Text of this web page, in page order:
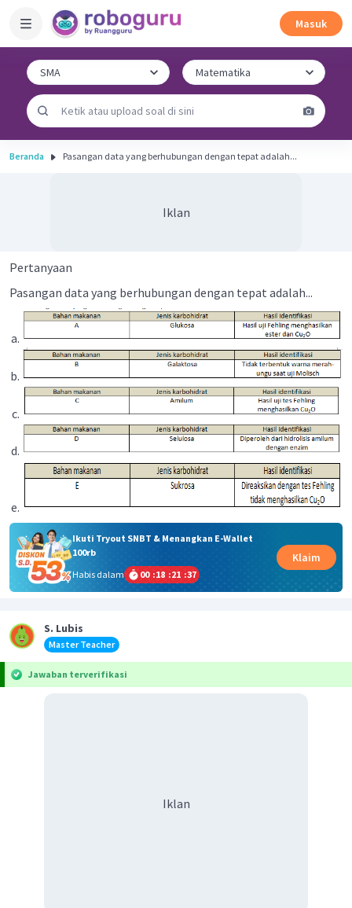
Masuk
Beranda Pasangan data yang berhubungan dengan tepat adalah...
Iklan
Pertanyaan
Pasangan data yang berhubungan dengan tepat adalah...
Ikuti Tryout SNBT & Menangkan E-Wallet
100rb
Habis dalam
00 :18 :21 :37
Klaim
S. Lubis
Master Teacher
Jawaban terverifikasi
Iklan